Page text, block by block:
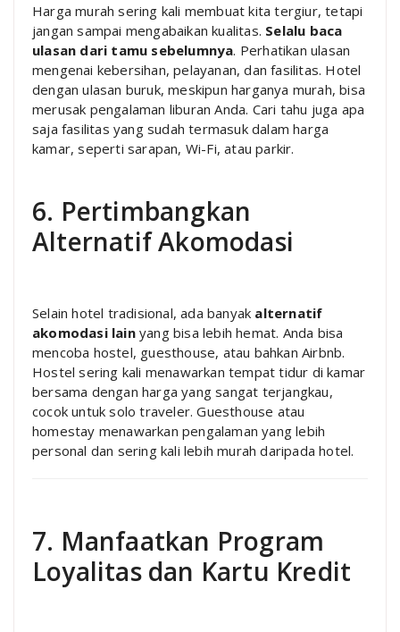
Harga murah sering kali membuat kita tergiur, tetapi
jangan sampai mengabaikan kualitas. Selalu baca
ulasan dari tamu sebelumnya. Perhatikan ulasan
mengenai kebersihan, pelayanan, dan fasilitas. Hotel
dengan ulasan buruk, meskipun harganya murah, bisa
merusak pengalaman liburan Anda. Cari tahu juga apa
saja fasilitas yang sudah termasuk dalam harga
kamar, seperti sarapan, Wi-Fi, atau parkir.
6. Pertimbangkan
Alternatif Akomodasi
Selain hotel tradisional, ada banyak alternatif
akomodasi lainyang bisa lebih hemat. Anda bisa
mencoba hostel, guesthouse, atau bahkan Airbnb.
Hostel sering kali menawarkan tempat tidur di kamar
bersama dengan harga yang sangat terjangkau,
cocok untuk solo traveler. Guesthouse atau
homestay menawarkan pengalaman yang lebih
personal dan sering kali lebih murah daripada hotel.
7. Manfaatkan Program
Loyalitas dan Kartu Kredit